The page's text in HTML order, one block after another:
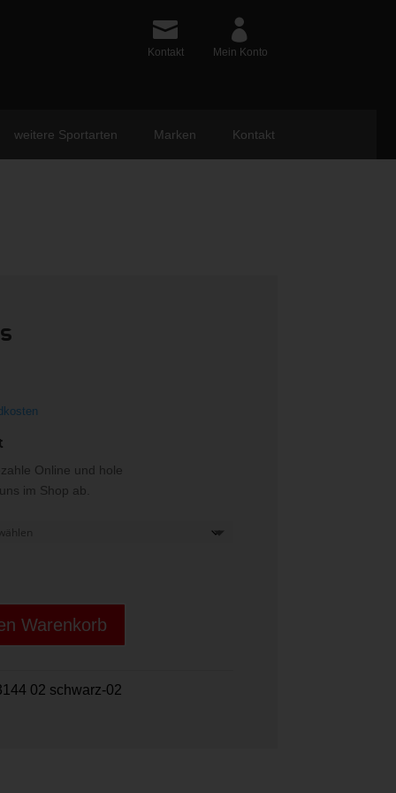
Kontakt Mein Konto
weitere Sportarten Marken Kontakt
Online und hole
im Shop ab.
Warenkorb
02 schwarz-02